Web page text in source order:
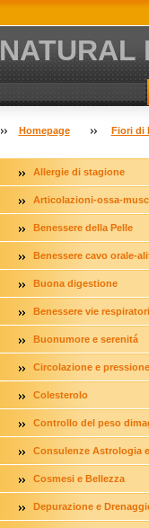
NATURAL
Homepage Fiori di
Allergie di stagione
Articolazioni-ossa-
Benessere della Pelle
Benessere cavo orale-
Buona digestione
Benessere vie
Buonumore e serenitá
Circolazione e
Colesterolo
Controllo del peso
Consulenze Astrologia
Cosmesi e Bellezza
Depurazione e